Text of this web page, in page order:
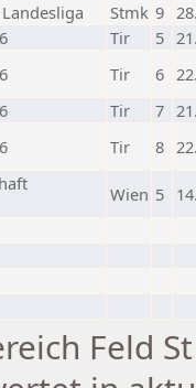
Stmk 9
Tir 5
Tir 6
Tir 7
Tir 8
Wien 5
Feld